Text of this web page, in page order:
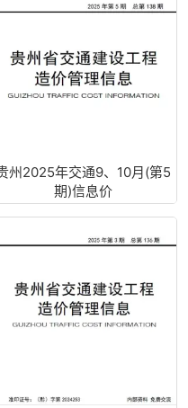
州2025年交通9、10月(第5
期)信息价